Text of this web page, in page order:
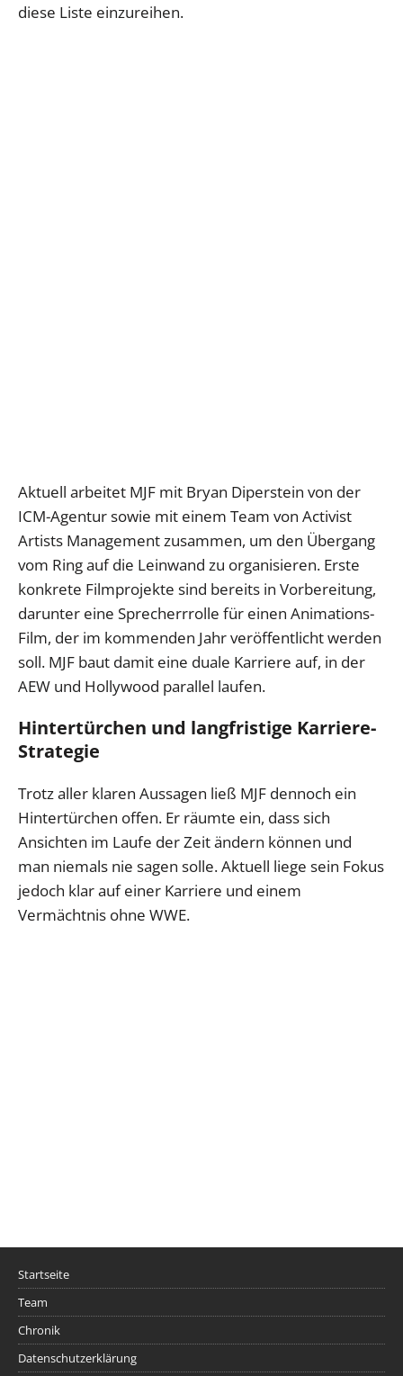
diese Liste einzureihen.
Aktuell arbeitet MJF mit Bryan Diperstein von der
ICM-Agentur sowie mit einem Team von Activist
Artists Management zusammen, um den Übergang
vom Ring auf die Leinwand zu organisieren. Erste
konkrete Filmprojekte sind bereits in Vorbereitung,
darunter eine Sprecherrrolle für einen Animations-
Film, der im kommenden Jahr veröffentlicht werden
soll. MJF baut damit eine duale Karriere auf, in der
AEW und Hollywood parallel laufen.
Hintertürchen und langfristige Karriere-
Strategie
Trotz aller klaren Aussagen ließ MJF dennoch ein
Hintertürchen offen. Er räumte ein, dass sich
Ansichten im Laufe der Zeit ändern können und
man niemals nie sagen solle. Aktuell liege sein Fokus
jedoch klar auf einer Karriere und einem
Vermächtnis ohne WWE.
Startseite
Team
Chronik
Datenschutzerklärung